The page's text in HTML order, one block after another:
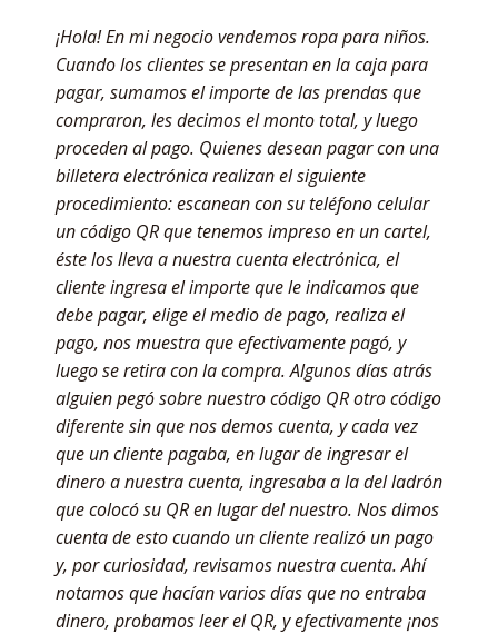
¡Hola! En mi negocio vendemos ropa para niños.
Cuando los clientes se presentan en la caja para
pagar, sumamos el importe de las prendas que
compraron, les decimos el monto total, y luego
proceden al pago. Quienes desean pagar con una
billetera electrónica realizan el siguiente
procedimiento: escanean con su teléfono celular
un código QR que tenemos impreso en un cartel,
éste los lleva a nuestra cuenta electrónica, el
cliente ingresa el importe que le indicamos que
debe pagar, elige el medio de pago, realiza el
pago, nos muestra que efectivamente pagó, y
luego se retira con la compra. Algunos días atrás
alguien pegó sobre nuestro código QR otro código
diferente sin que nos demos cuenta, y cada vez
que un cliente pagaba, en lugar de ingresar el
dinero a nuestra cuenta, ingresaba a la del ladrón
que colocó su QR en lugar del nuestro. Nos dimos
cuenta de esto cuando un cliente realizó un pago
y, por curiosidad, revisamos nuestra cuenta. Ahí
notamos que hacían varios días que no entraba
dinero, probamos leer el QR, y efectivamente ¡nos